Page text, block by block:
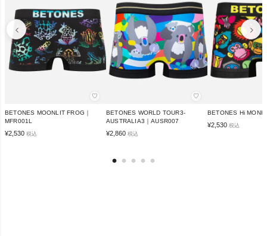
♡
BETONES MOONLIT FROG｜
MFR001L
¥2,530 税込
♡
BETONES WORLD TOUR3-
AUSTRALIA3｜AUSR007
¥2,860 税込
BETONES Hi
¥2,530 税込